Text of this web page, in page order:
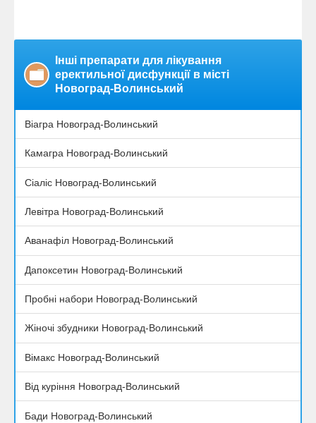
Інші препарати для лікування
еректильної дисфункції в місті
Новоград-Волинський
Віагра Новоград-Волинський
Камагра Новоград-Волинський
Сіаліс Новоград-Волинський
Левітра Новоград-Волинський
Аванафіл Новоград-Волинський
Дапоксетин Новоград-Волинський
Пробні набори Новоград-Волинський
Жіночі збудники Новоград-Волинський
Вімакс Новоград-Волинський
Від куріння Новоград-Волинський
Бади Новоград-Волинський